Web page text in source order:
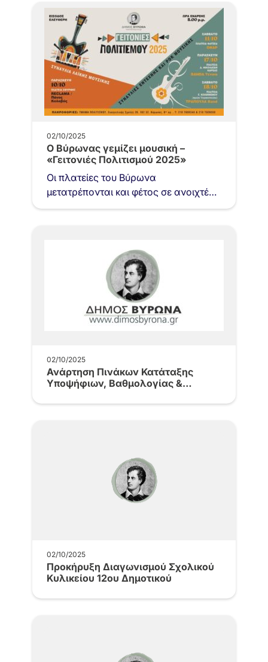
του Β’…
02/10/2025
Ο Βύρωνας γεμίζει μουσική –
«Γειτονιές Πολιτισμού 2025»
Οι πλατείες του Βύρωνα
μετατρέπονται και φέτος σε ανοιχτές
μουσικές σκηνές. Ο Δήμος Βύρωνα
02/10/2025
Ανάρτηση Πινάκων Κατάταξης
Υποψήφιων, Βαθμολογίας &
3/2025
02/10/2025
Προκήρυξη Διαγωνισμού Σχολικού
Κυλικείου 12ου Δημοτικού